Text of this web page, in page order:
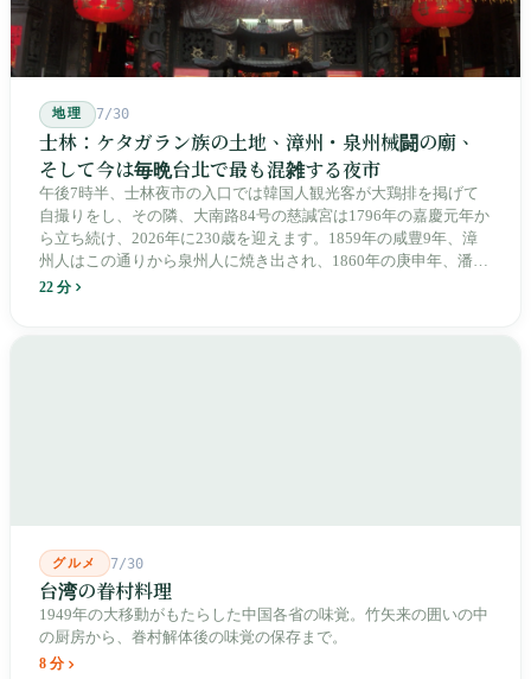
地理 7/30
士林：ケタガラン族の土地、漳州・泉州械闘の廟、
そして今は毎晩台北で最も混雑する夜市
午後7時半、士林夜市の入口では韓国人観光客が大鶏排を掲げて
自撮りをし、その隣、大南路84号の慈諴宮は1796年の嘉慶元年か
ら立ち続け、2026年に230歳を迎えます。1859年の咸豊9年、漳
州人はこの通りから泉州人に焼き出され、1860年の庚申年、潘永
清は下樹林に大東路・大南路・大西路・大北路という四本の整然
22 分
グルメ 7/30
台湾の眷村料理
1949年の大移動がもたらした中国各省の味覚。竹矢来の囲いの中
の厨房から、眷村解体後の味覚の保存まで。
8 分